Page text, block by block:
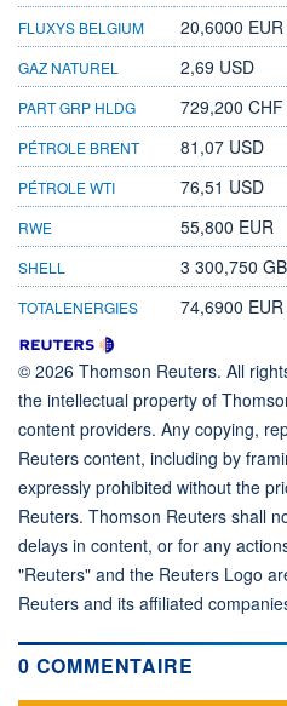
FLUXYS BELGIUM 20,6000 EUR
GAZ NATUREL 2,69 USD
PART GRP HLDG 729,200 CHF
PÉTROLE BRENT 81,07 USD
PÉTROLE WTI 76,51 USD
RWE 55,800 EUR
SHELL 3 300,750
TOTALENERGIES 74,6900 EUR
© 2026 Thomson Reuters. All
the intellectual property of
content providers. Any copying,
Reuters content, including by
expressly prohibited without the
Reuters. Thomson Reuters shall
delays in content, or for any
"Reuters" and the Reuters Logo
Reuters and its affiliated
0 COMMENTAIRE